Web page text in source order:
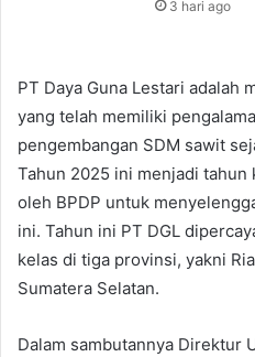
3 hari ago
PT Daya Guna Lestari adalah
yang telah memiliki
pengembangan SDM sawit
Tahun 2025 ini menjadi tahun
oleh BPDP untuk
ini. Tahun ini PT DGL
kelas di tiga provinsi, yakni
Sumatera Selatan.
Dalam sambutannya Direktur